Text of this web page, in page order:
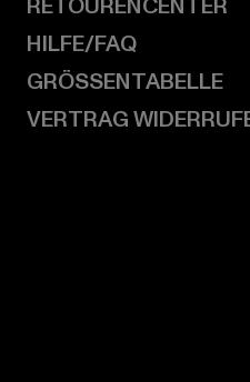
RETOURENCENTER
HILFE/FAQ
GRÖSSENTABELLE
VERTRAG